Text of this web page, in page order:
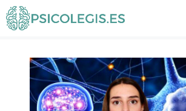
Saltar
al